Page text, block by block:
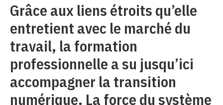
Grâce aux liens étroits qu’elle
entretient avec le marché du
travail, la formation
professionnelle a su jusqu’ici
accompagner la transition
numérique. La force du système